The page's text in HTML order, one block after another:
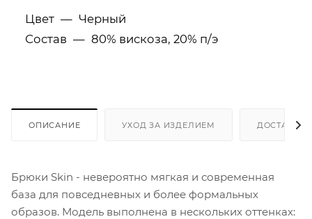
Цвет — Черный
Состав — 80% вискоза, 20% п/э
ОПИСАНИЕ УХОД ЗА ИЗДЕЛИЕМ ДОСТАВКА
Брюки Skin - невероятно мягкая и современная
база для повседневных и более формальных
образов. Модель выполнена в нескольких оттенках: